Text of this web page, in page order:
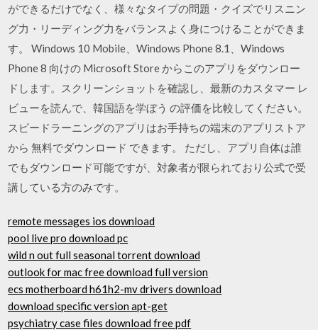
ができるだけでなく、様々なタイプの問題・クイズでリスニン
グ力・リーディング力をバランスよく身につけることができま
す。 Windows 10 Mobile、Windows Phone 8.1、Windows
Phone 8 向けの Microsoft Store からこのアプリをダウンロー
ドします。スクリーンショットを確認し、最新のカスタマー レ
ビューを読んで、韓国語を学ぼう の評価を比較してください。
スピードラーニングのアプリはお手持ちの端末のアプリストア
から 無料でダウンロード できます。 ただし、アプリ自体は誰
でもダウンロード可能ですが、対象者が限られており公式で受
講している方のみです。
remote messages ios download
pool live pro download pc
wild n out full seasonal torrent download
outlook for mac free download full version
ecs motherboard h61h2-mv drivers download
download specific version apt-get
psychiatry case files download free pdf